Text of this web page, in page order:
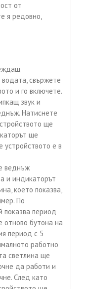
от
я редовно,
свържете
и го включете.
звук и
Натиснете
ще
ще
устройството е в
веднъж
и индикаторът
което показва,
По
показва период
отново бутона на
период с 5
работно
светлина ще
да работи и
След като